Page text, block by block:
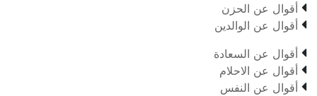
 أقوال عن الحزن
 أقوال عن الوالدين
 أقوال عن السعادة
 أقوال عن الاحلام
 أقوال عن النفس